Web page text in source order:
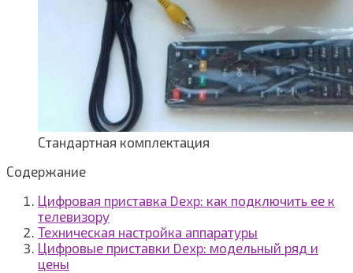
Стандартная комплектация
Содержание
Цифровая приставка Dexp: как подключить ее к
телевизору
Техническая настройка аппаратуры
Цифровые приставки Dexp: модельный ряд и
цены